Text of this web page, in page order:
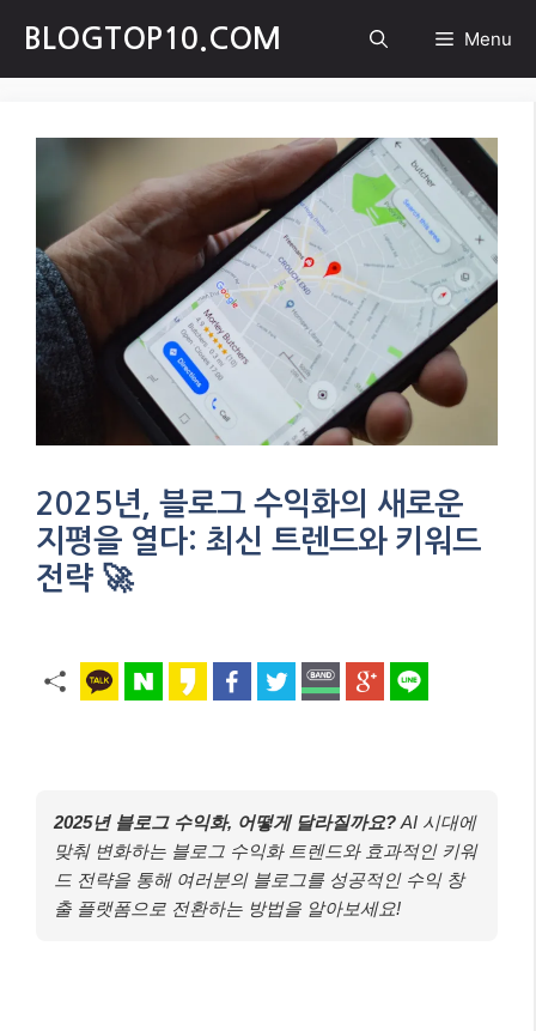
content
BLOGTOP10.COM Menu
2025년, 블로그 수익화의 새로운
지평을 열다: 최신 트렌드와 키워드
전략 🚀
2025년 블로그 수익화, 어떻게 달라질까요? AI 시대에
맞춰 변화하는 블로그 수익화 트렌드와 효과적인 키워
드 전략을 통해 여러분의 블로그를 성공적인 수익 창
출 플랫폼으로 전환하는 방법을 알아보세요!